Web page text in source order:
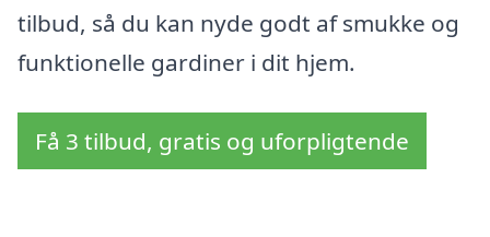
tilbud, så du kan nyde godt af smukke og
funktionelle gardiner i dit hjem.
Få 3 tilbud, gratis og uforpligtende